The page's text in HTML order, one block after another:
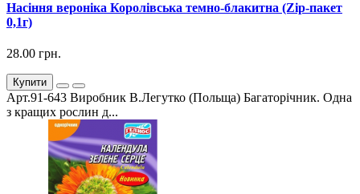
Насіння вероніка Королівська темно-блакитна (Zip-пакет
0,1г)
28.00 грн.
Купити
Арт.91-643 Виробник В.Легутко (Польща) Багаторічник. Одна
з кращих рослин д...